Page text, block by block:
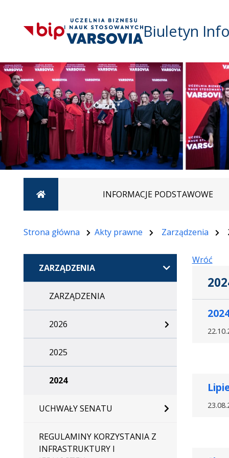
Biuletyn
Strona główna INFORMACJE PODSTAWOWE
Strona główna Akty prawne Zarządzenia
ZARZĄDZENIA
ZARZĄDZENIA
2026
2025
2024
UCHWAŁY SENATU
REGULAMINY KORZYSTANIA Z
INFRASTRUKTURY I
Wróć